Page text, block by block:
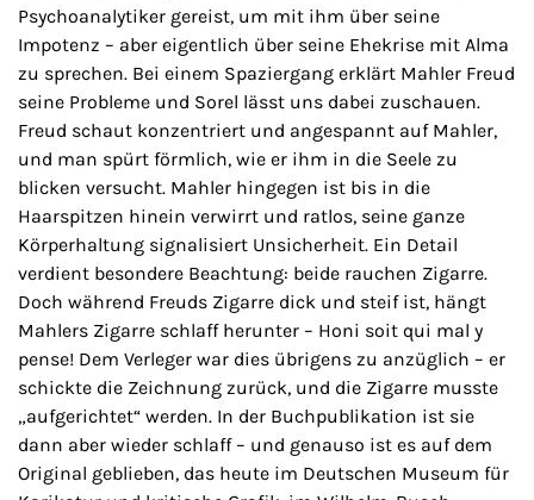
Psychoanalytiker gereist, um mit ihm über seine
Impotenz – aber eigentlich über seine Ehekrise mit Alma
zu sprechen. Bei einem Spaziergang erklärt Mahler Freud
seine Probleme und Sorel lässt uns dabei zuschauen.
Freud schaut konzentriert und angespannt auf Mahler,
und man spürt förmlich, wie er ihm in die Seele zu
blicken versucht. Mahler hingegen ist bis in die
Haarspitzen hinein verwirrt und ratlos, seine ganze
Körperhaltung signalisiert Unsicherheit. Ein Detail
verdient besondere Beachtung: beide rauchen Zigarre.
Doch während Freuds Zigarre dick und steif ist, hängt
Mahlers Zigarre schlaff herunter – Honi soit qui mal y
pense! Dem Verleger war dies übrigens zu anzüglich – er
schickte die Zeichnung zurück, und die Zigarre musste
„aufgerichtet“ werden. In der Buchpublikation ist sie
dann aber wieder schlaff – und genauso ist es auf dem
Original geblieben, das heute im Deutschen Museum für